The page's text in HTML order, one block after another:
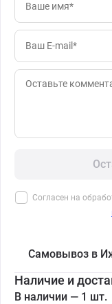
Согласен на
Самовывоз в
Наличие и
В наличии — 1 шт.